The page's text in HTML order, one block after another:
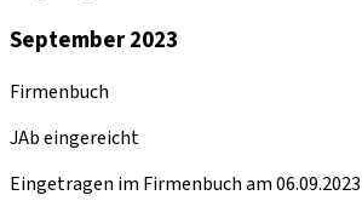
September 2023
Firmenbuch
JAb eingereicht
Eingetragen im Firmenbuch am 06.09.2023